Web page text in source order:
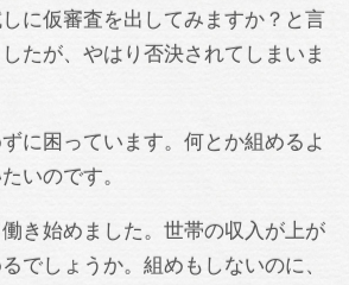
に仮審査を出してみますか？と言
たが、やはり否決されてしまいま
に困っています。何とか組めるよ
いのです。
き始めました。世帯の収入が上が
でしょうか。組めもしないのに、